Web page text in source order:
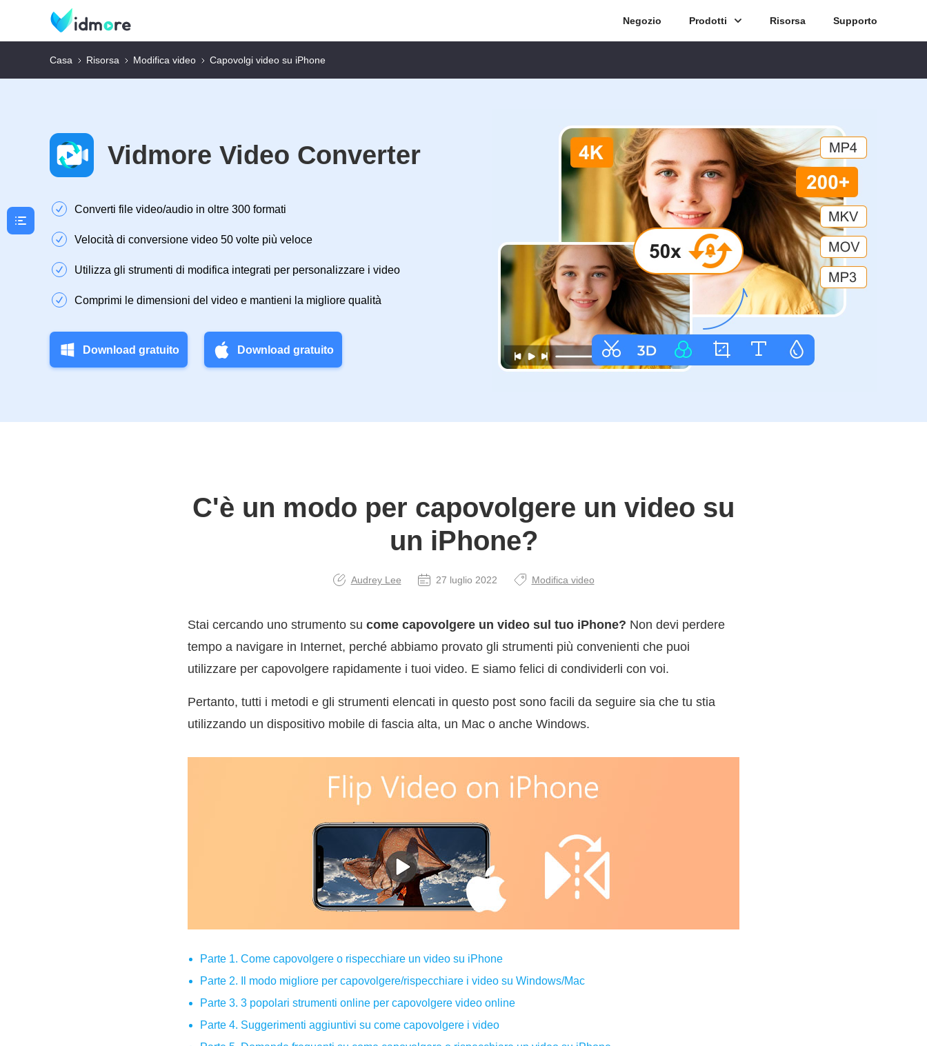
Negozio Prodotti Risorsa Supporto
Casa Risorsa Modifica video Capovolgi video su iPhone
Vidmore Video Converter
Converti file video/audio in oltre 300 formati
Velocità di conversione video 50 volte più veloce
Utilizza gli strumenti di modifica integrati per personalizzare i video
Comprimi le dimensioni del video e mantieni la migliore qualità
Download gratuito Download gratuito
C'è un modo per capovolgere un video su
un iPhone?
Audrey Lee 27 luglio 2022 Modifica video
Stai cercando uno strumento su come capovolgere un video sul tuo iPhone? Non devi perdere
tempo a navigare in Internet, perché abbiamo provato gli strumenti più convenienti che puoi
utilizzare per capovolgere rapidamente i tuoi video. E siamo felici di condividerli con voi.
Pertanto, tutti i metodi e gli strumenti elencati in questo post sono facili da seguire sia che tu stia
utilizzando un dispositivo mobile di fascia alta, un Mac o anche Windows.
Parte 1. Come capovolgere o rispecchiare un video su iPhone
Parte 2. Il modo migliore per capovolgere/rispecchiare i video su Windows/Mac
Parte 3. 3 popolari strumenti online per capovolgere video online
Parte 4. Suggerimenti aggiuntivi su come capovolgere i video